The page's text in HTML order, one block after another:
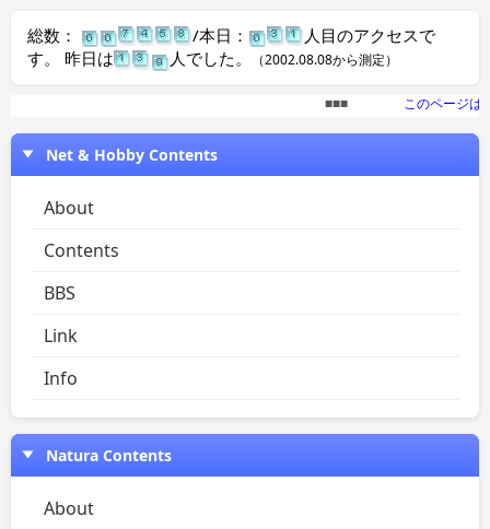
総数： /本日：
人目のアクセスで
す。 昨日は
人でした。 （2002.08.08から測定）
Net & Hobby Contents
About
Contents
BBS
Link
Info
Natura Contents
About